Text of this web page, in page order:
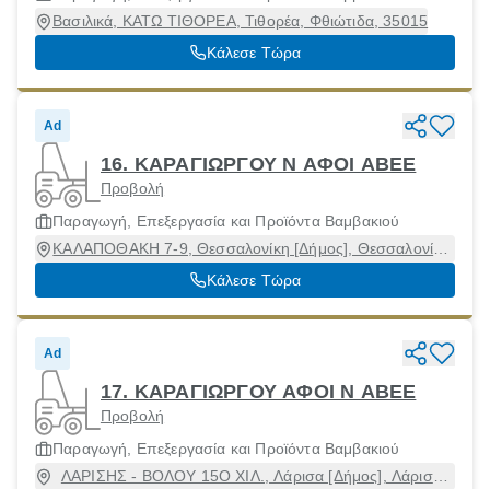
Βασιλικά, ΚΑΤΩ ΤΙΘΟΡΕΑ, Τιθορέα, Φθιώτιδα, 35015
Κάλεσε Τώρα
Ad
16. ΚΑΡΑΓΙΩΡΓΟΥ Ν ΑΦΟΙ ΑΒΕΕ
Προβολή
Παραγωγή, Επεξεργασία και Προϊόντα Βαμβακιού
ΚΑΛΑΠΟΘΑΚΗ 7-9, Θεσσαλονίκη [Δήμος], Θεσσαλονίκη,
54624
Κάλεσε Τώρα
Ad
17. ΚΑΡΑΓΙΩΡΓΟΥ ΑΦΟΙ Ν ΑΒΕΕ
Προβολή
Παραγωγή, Επεξεργασία και Προϊόντα Βαμβακιού
ΛΑΡΙΣΗΣ - ΒΟΛΟΥ 15Ο ΧΙΛ., Λάρισα [Δήμος], Λάρισα,